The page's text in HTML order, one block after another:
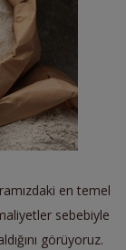
en temel
sebebiyle
görüyoruz.